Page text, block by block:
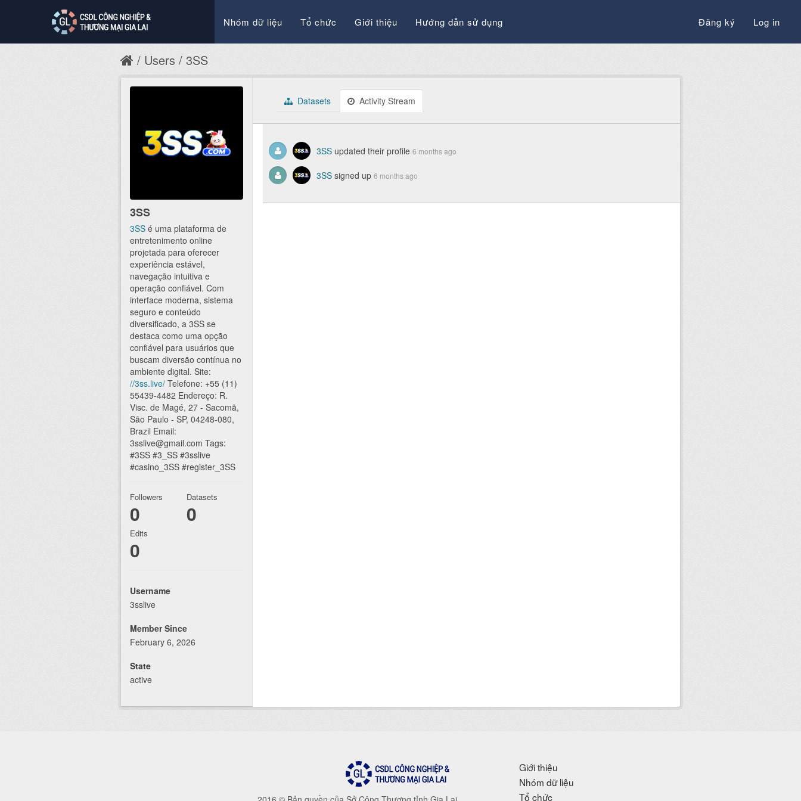
Nhóm dữ liệu Tổ chức Giới thiệu Hướng dẫn sử dụng Đăng ký Log in
Users 3SS
Datasets Activity Stream
3SS updated their profile 6 months ago
3SS signed up 6 months ago
3SS
3SS é uma plataforma de
entretenimento online
projetada para oferecer
experiência estável,
navegação intuitiva e
operação confiável. Com
interface moderna, sistema
seguro e conteúdo
diversificado, a 3SS se
destaca como uma opção
confiável para usuários que
buscam diversão contínua no
ambiente digital. Site:
//3ss.live/ Telefone: +55 (11)
55439-4482 Endereço: R.
Visc. de Magé, 27 - Sacomã,
São Paulo - SP, 04248-080,
Brazil Email:
3sslive@gmail.com Tags:
#3SS #3_SS #3sslive
#casino_3SS #register_3SS
Followers
0
Datasets
0
Edits
0
Username
3sslive
Member Since
February 6, 2026
State
active
Giới thiệu
Nhóm dữ liệu
Tổ chức